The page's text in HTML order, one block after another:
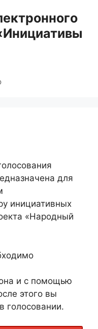
для
инициативных
«Народный
и с помощью
этого вы
голосовании.